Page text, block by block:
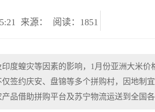
来源： 阅读：1851
度蝗灾等因素的影响，1月份亚洲大米
签约庆安、盘锦等多个拼购村，因地制
品借助拼购平台及苏宁物流运送到全国各